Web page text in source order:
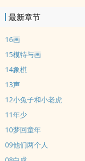
把她nong丢的？十年后
属虚构，狗血不狗血不
最新章节
16画
15模特与画
14象棋
13声
12小兔子和小老虎
11年少
10梦回童年
09他们两个人